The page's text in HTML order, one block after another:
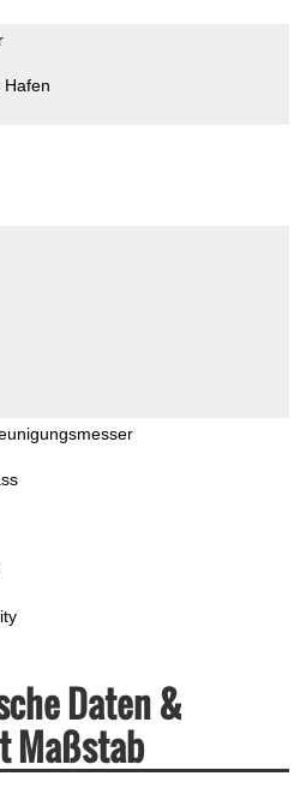
Hafen
Daten &
Maßstab